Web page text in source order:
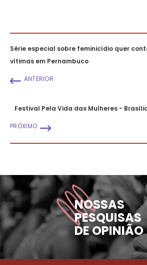
Série especial sobre feminicídio quer
vítimas em Pernambuco
ANTERIOR
Festival Pela Vida das Mulheres -
PRÓXIMO
NOSSAS
PESQUISAS
DE OPINIÃO